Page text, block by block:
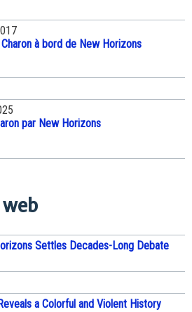
à bord de New Horizons
par New Horizons
Settles Decades-Long Debate
a Colorful and Violent History